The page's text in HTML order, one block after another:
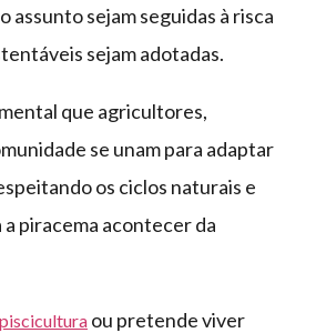
assunto sejam seguidas à risca
sejam adotadas.
que agricultores,
se unam para adaptar
os ciclos naturais e
piracema acontecer da
piscicultura ou pretende viver